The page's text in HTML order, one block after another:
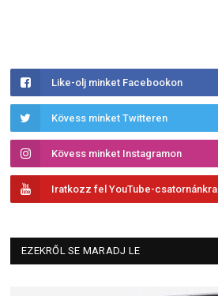
Like-olj minket Facebookon
Kövess minket Twitteren
Kövess minket Instagramon
Iratkozz fel YouTube-csatornánkra
EZEKRŐL SE MARADJ LE